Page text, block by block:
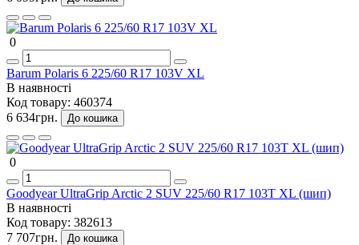
0
Barum Polaris 6 225/60 R17 103V XL
В наявності
Код товару: 460374
6 634грн.
До кошика
0
Goodyear UltraGrip Arctic 2 SUV 225/60 R17 103T XL (шип)
В наявності
Код товару: 382613
7 707грн.
До кошика